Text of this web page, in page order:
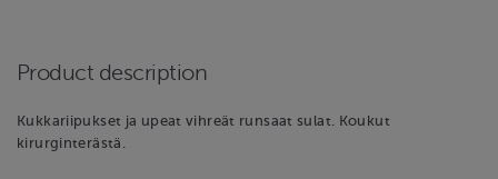
Product description
Kukkariipukset ja upeat vihreät runsaat sulat. Koukut
kirurginterästä.